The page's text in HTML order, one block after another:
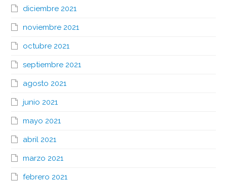
diciembre 2021
noviembre 2021
octubre 2021
septiembre 2021
agosto 2021
junio 2021
mayo 2021
abril 2021
marzo 2021
febrero 2021